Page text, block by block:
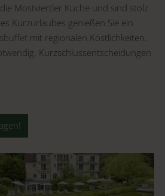
Mostviertler Küche und sind stolz
Kurzurlaubes genießen Sie ein
mit regionalen Köstlichkeiten.
Kurzschlussentscheidungen